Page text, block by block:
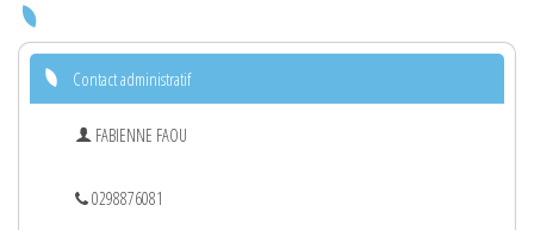
Contact administratif
FABIENNE FAOU
0298876081